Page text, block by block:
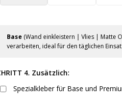
Base (Wand einkleistern | Vlies | Matte
verarbeiten, ideal für den täglichen
4. Zusätzlich:
Spezialkleber für Base und